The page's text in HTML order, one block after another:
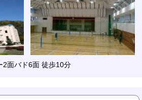
2面バド6面 徒歩10分